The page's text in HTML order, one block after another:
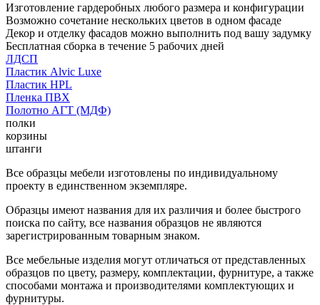
Изготовление гардеробных любого размера и конфигурации
Возможно сочетание нескольких цветов в одном фасаде
Декор и отделку фасадов можно выполнить под вашу задумку
Бесплатная сборка в течение 5 рабочих дней
ЛДСП
Пластик Alvic Luxe
Пластик HPL
Пленка ПВХ
Полотно АГТ (МДФ)
полки
корзины
штанги
Все образцы мебели изготовлены по индивидуальному
проекту в единственном экземпляре.
Образцы имеют названия для их различия и более быстрого
поиска по сайту, все названия образцов не являются
зарегистрированным товарным знаком.
Все мебельные изделия могут отличаться от представленных
образцов по цвету, размеру, комплектации, фурнитуре, а также
способами монтажа и производителями комплектующих и
фурнитуры.